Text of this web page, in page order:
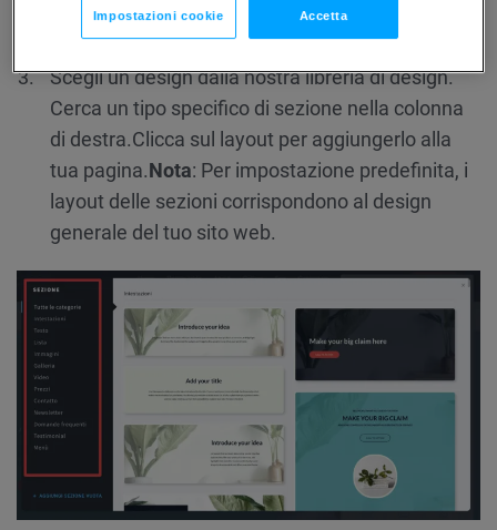
Scegli un design dalla nostra libreria di design.
Cerca un tipo specifico di sezione nella colonna
di destra.Clicca sul layout per aggiungerlo alla
tua pagina.Nota: Per impostazione predefinita, i
layout delle sezioni corrispondono al design
generale del tuo sito web.
Impostazioni cookie Accetta